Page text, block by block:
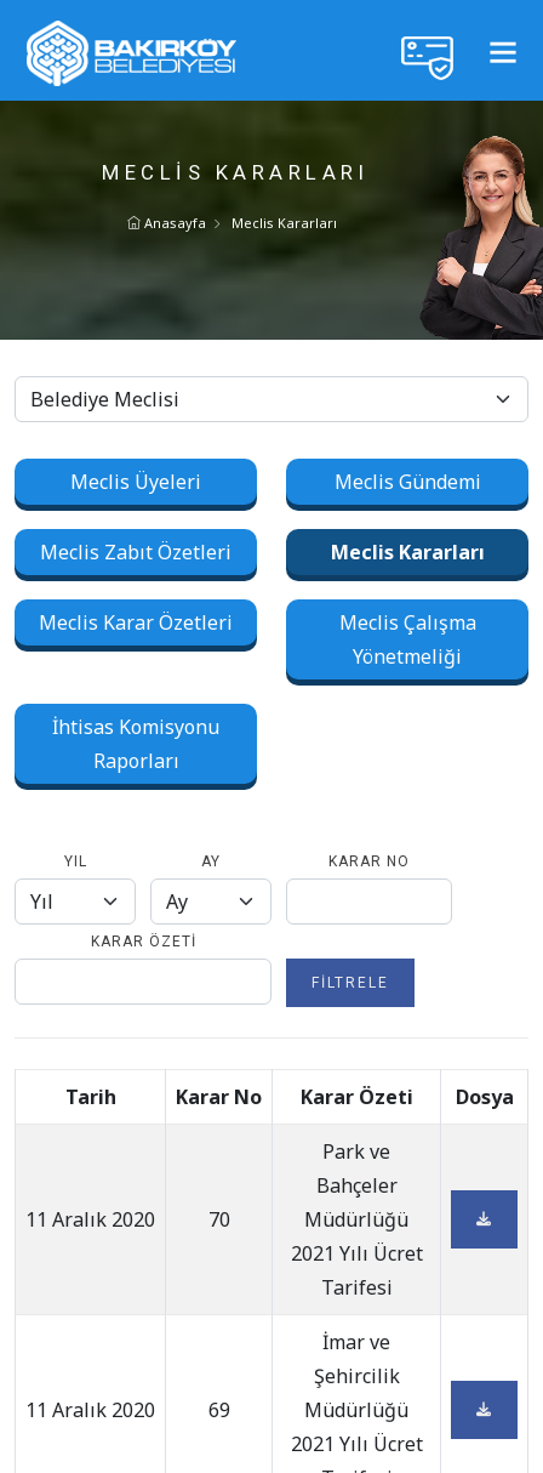
MECLIS KARARLARI
Anasayfa Meclis Kararları
Meclis Üyeleri Meclis Gündemi
Meclis Zabıt Özetleri Meclis Kararları
Meclis Karar Özetleri
Meclis Çalışma
Yönetmeliği
İhtisas Komisyonu
Raporları
YIL AY KARAR NO
KARAR ÖZETI
FILTRELE
Tarih Karar No Karar Özeti Dosya
11 Aralık 2020 70
Park ve
Bahçeler
Müdürlüğü
2021 Yılı Ücret
Tarifesi
11 Aralık 2020 69
İmar ve
Şehircilik
Müdürlüğü
2021 Yılı Ücret